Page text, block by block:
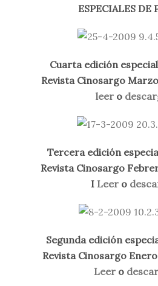
ESPECIALES DE
Cuarta edición
Revista Cinosargo
leer o
Tercera edición
Revista Cinosargo
I Leer o
Segunda edición
Revista Cinosargo
Leer o